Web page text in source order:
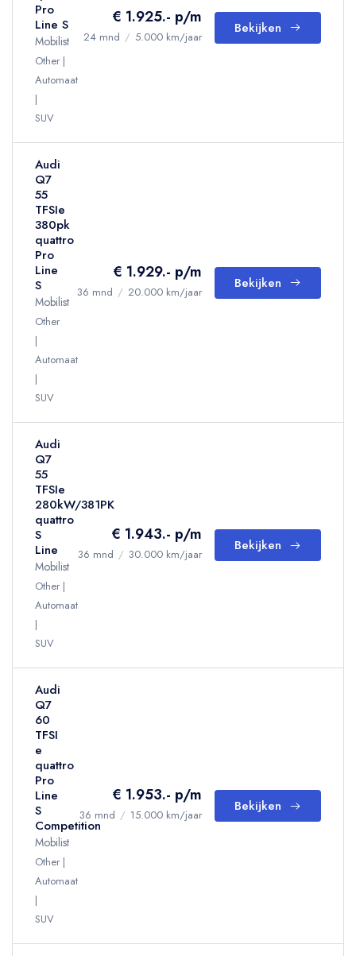
Pro
Line S
Mobilist
Other
Automaat
SUV
€ 1.925.- p/m
24 mnd / 5.000 km/jaar
Bekijken
Audi
Q7
55
TFSIe
380pk
quattro
Pro
Line
S
Mobilist
Other
Automaat
SUV
€ 1.929.- p/m
36 mnd / 20.000 km/jaar
Bekijken
Audi
Q7
55
TFSIe
280kW/381PK
quattro
S
Line
Mobilist
Other
Automaat
SUV
€ 1.943.- p/m
36 mnd / 30.000 km/jaar
Bekijken
Audi
Q7
60
TFSI
e
quattro
Pro
Line
S
Competition
Mobilist
Other
Automaat
SUV
€ 1.953.- p/m
36 mnd / 15.000 km/jaar
Bekijken